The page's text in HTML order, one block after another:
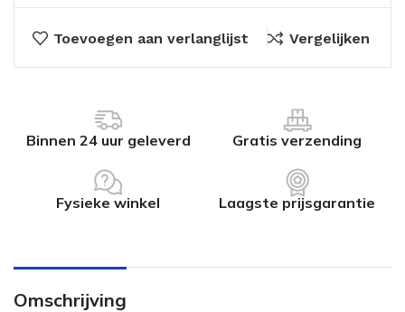
Toevoegen aan verlanglijst Vergelijken
Binnen 24 uur geleverd Gratis verzending
Fysieke winkel Laagste prijsgarantie
Omschrijving